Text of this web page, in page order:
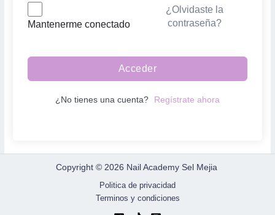
Mantenerme conectado
¿Olvidaste la
contraseña?
Acceder
¿No tienes una cuenta? Regístrate ahora
Copyright © 2026 Nail Academy Sel Mejia
Politica de privacidad
Terminos y condiciones